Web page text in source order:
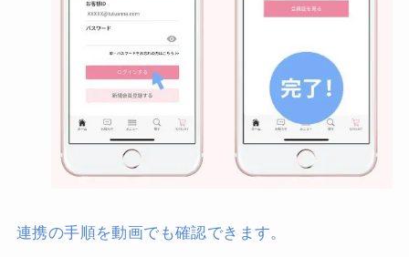
連携の手順を動画でも確認できます。